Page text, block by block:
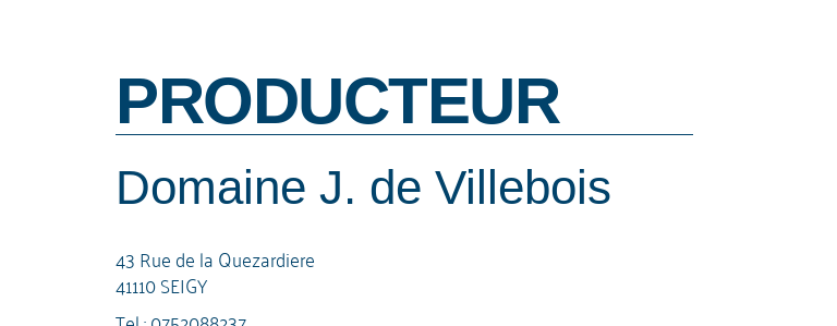
PRODUCTEUR
Domaine J. de Villebois
43 Rue de la Quezardiere
41110 SEIGY